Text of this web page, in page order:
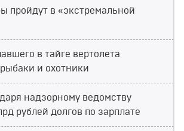
пройдут в «экстремальной
в тайге вертолета
и охотники
надзорному ведомству
рублей долгов по зарплате